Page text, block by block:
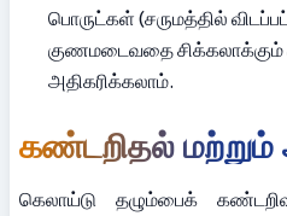
பொருட்கள் (சருமத்தில்
குணமடைவதை
அதிகரிக்கலாம்.
கண்டறிதல்
கெலாய்டு தழும்பைக்